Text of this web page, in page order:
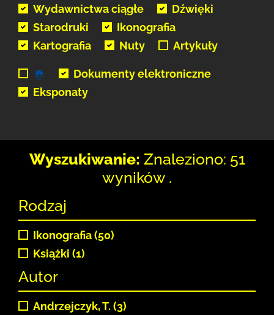
Wydawnictwa ciągłe
Dźwięki
Starodruki
Ikonografia
Kartografia
Nuty Artykuły
Dokumenty elektroniczne
Eksponaty
Wyszukiwanie: Znaleziono: 51
wyników .
Rodzaj
Ikonografia (50)
Książki (1)
Autor
Andrzejczyk, T. (3)